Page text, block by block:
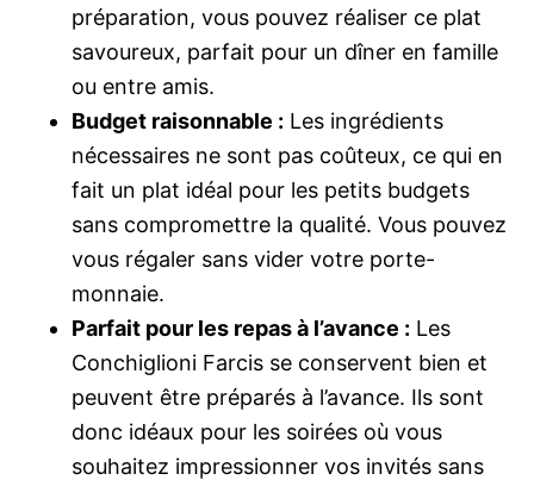
préparation, vous pouvez réaliser ce plat
savoureux, parfait pour un dîner en famille
ou entre amis.
Budget raisonnable : Les ingrédients
nécessaires ne sont pas coûteux, ce qui en
fait un plat idéal pour les petits budgets
sans compromettre la qualité. Vous pouvez
vous régaler sans vider votre porte-
monnaie.
Parfait pour les repas à l’avance : Les
Conchiglioni Farcis se conservent bien et
peuvent être préparés à l’avance. Ils sont
donc idéaux pour les soirées où vous
souhaitez impressionner vos invités sans